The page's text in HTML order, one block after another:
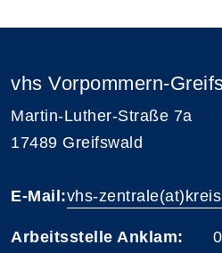
vhs Vorpommern-
Martin-Luther-Straße 7a
17489 Greifswald
E-Mail:vhs-
Arbeitsstelle Anklam: